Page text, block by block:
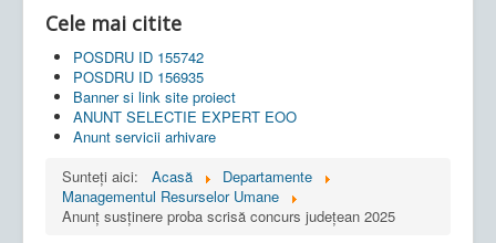
Cele mai citite
POSDRU ID 155742
POSDRU ID 156935
Banner si link site proiect
ANUNT SELECTIE EXPERT EOO
Anunt servicii arhivare
Sunteți aici:
Acasă
Departamente
Managementul Resurselor Umane
Anunț susținere proba scrisă concurs județean 2025